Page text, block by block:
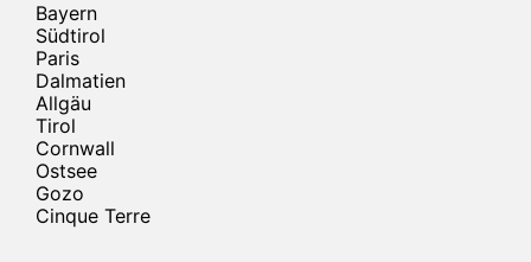
Bayern
Südtirol
Paris
Dalmatien
Allgäu
Tirol
Cornwall
Ostsee
Gozo
Cinque Terre